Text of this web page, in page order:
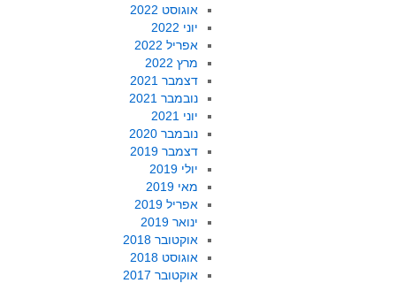
אוגוסט 2022
יוני 2022
אפריל 2022
מרץ 2022
דצמבר 2021
נובמבר 2021
יוני 2021
נובמבר 2020
דצמבר 2019
יולי 2019
מאי 2019
אפריל 2019
ינואר 2019
אוקטובר 2018
אוגוסט 2018
אוקטובר 2017